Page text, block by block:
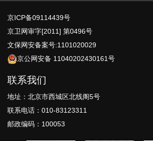
京ICP备09114439号
京卫网审字[2011] 第0496号
文保网安备案号:1101020029
京公网安备 11040202430161号
联系我们
地址：北京市西城区北线阁5号
联系电话：010-83123311
邮政编码：100053